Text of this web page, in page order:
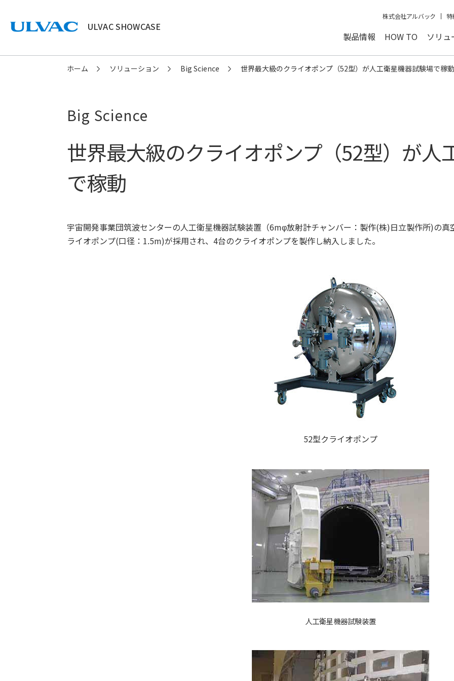
ULVAC SHOWCASE
株式会社アルバック 特
製品情報 HOW TO ソリュ
ホーム ソリューション Big Science 世界最大級のクライオポンプ（52型）が人工衛星機器試験場で稼動
Big Science
世界最大級のクライオポンプ（52型）が人
で稼動
宇宙開発事業団筑波センターの人工衛星機器試験装置（6mφ放射計チャンバー：製作(株)日立製作所)の
ライオポンプ(口径：1.5m)が採用され、4台のクライオポンプを製作し納入しました。
52型クライオポンプ
人工衛星機器試験装置